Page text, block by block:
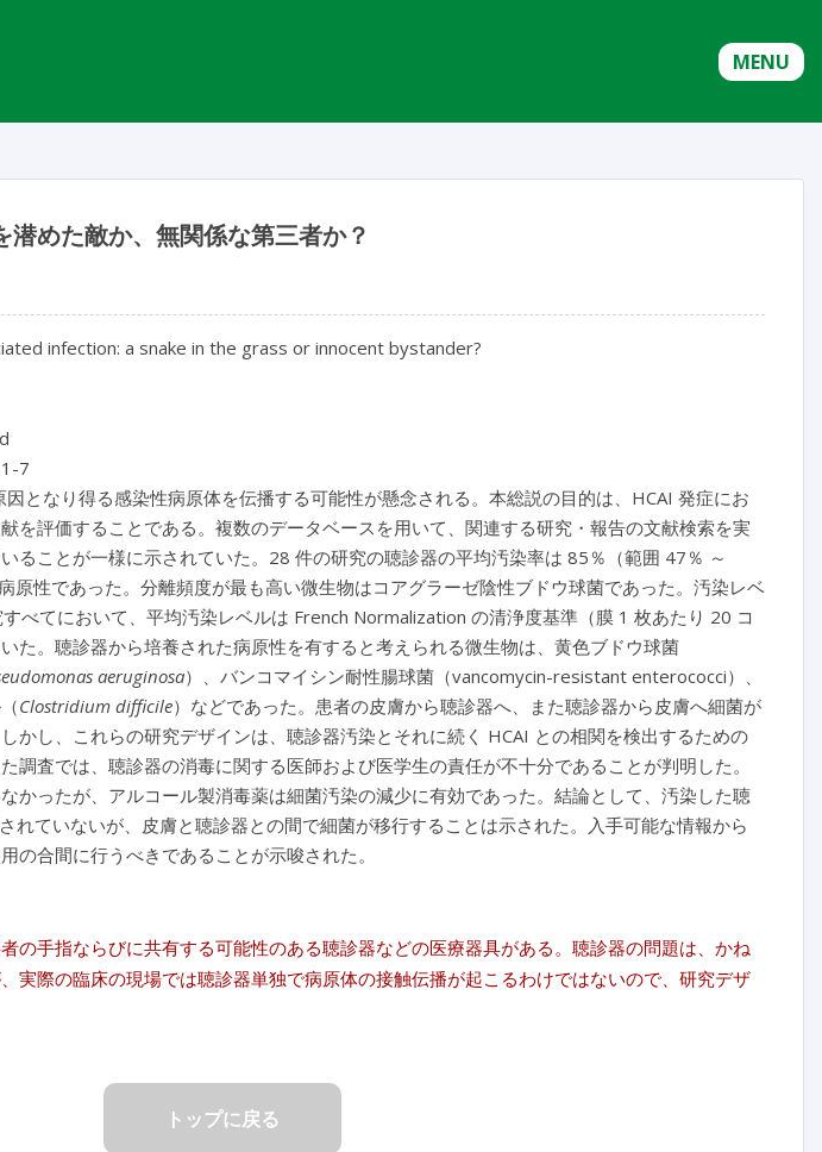
MENU
めた敵か、無関係な第三者か？
infection: a snake in the grass or innocent bystander?
7
となり得る感染性病原体を伝播する可能性が懸念される。本総説の目的は、HCAI 発症にお
を評価することである。複数のデータベースを用いて、関連する研究・報告の文献検索を実
ることが一様に示されていた。28 件の研究の聴診器の平均汚染率は 85％（範囲 47％ ～
原性であった。分離頻度が最も高い微生物はコアグラーゼ陰性ブドウ球菌であった。汚染レベ
べてにおいて、平均汚染レベルは French Normalization の清浄度基準（膜 1 枚あたり 20 コ
た。聴診器から培養された病原性を有すると考えられる微生物は、黄色ブドウ球菌
aeruginosa）、バンコマイシン耐性腸球菌（vancomycin-resistant enterococci）、
Clostridium difficile）などであった。患者の皮膚から聴診器へ、また聴診器から皮膚へ細菌が
かし、これらの研究デザインは、聴診器汚染とそれに続く HCAI との相関を検出するための
調査では、聴診器の消毒に関する医師および医学生の責任が不十分であることが判明した。
かったが、アルコール製消毒薬は細菌汚染の減少に有効であった。結論として、汚染した聴
れていないが、皮膚と聴診器との間で細菌が移行することは示された。入手可能な情報から
の合間に行うべきであることが示唆された。
の手指ならびに共有する可能性のある聴診器などの医療器具がある。聴診器の問題は、かね
実際の臨床の現場では聴診器単独で病原体の接触伝播が起こるわけではないので、研究デザ
トップに戻る